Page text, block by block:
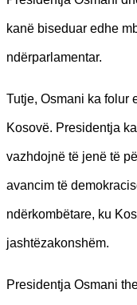
kanë biseduar edhe
ndërparlamentar.
Tutje, Osmani ka folur
Kosovë. Presidentja
vazhdojnë të jenë të
avancim të
ndërkombëtare, ku
jashtëzakonshëm.
Presidentja Osmani